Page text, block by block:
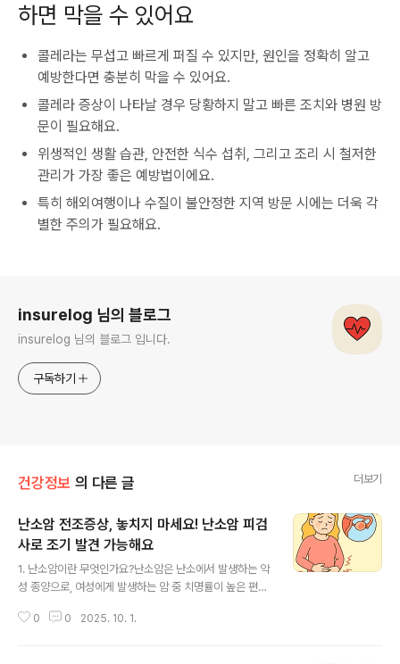
하면 막을 수 있어요
콜레라는 무섭고 빠르게 퍼질 수 있지만, 원인을 정확히 알고
예방한다면 충분히 막을 수 있어요.
콜레라 증상이 나타날 경우 당황하지 말고 빠른 조치와 병원 방
문이 필요해요.
위생적인 생활 습관, 안전한 식수 섭취, 그리고 조리 시 철저한
관리가 가장 좋은 예방법이에요.
특히 해외여행이나 수질이 불안정한 지역 방문 시에는 더욱 각
별한 주의가 필요해요.
insurelog 님의 블로그
insurelog 님의 블로그 입니다.
구독하기
건강정보 의 다른 글 더보기
난소암 전조증상, 놓치지 마세요! 난소암 피검
사로 조기 발견 가능해요
1. 난소암이란 무엇인가요?난소암은 난소에서 발생하는 악
성 종양으로, 여성에게 발생하는 암 중 치명률이 높은 편에
하는 것이 중요하답니다.폐경기 이후 여성이나 가족력이
0 0 2025. 10. 1.